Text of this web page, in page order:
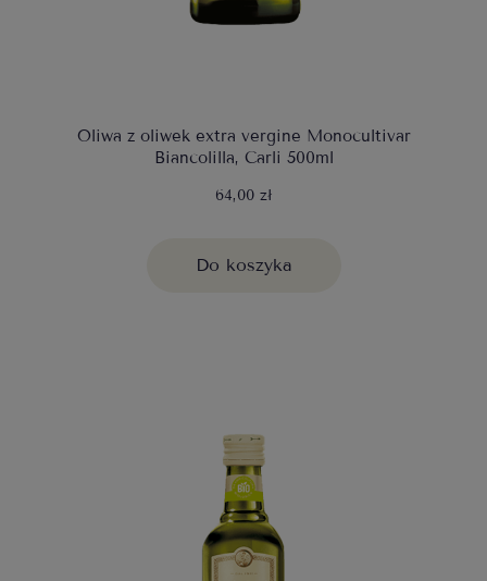
Oliwa z oliwek extra vergine Monocultivar
Biancolilla, Carli 500ml
64,00 zł
Do koszyka